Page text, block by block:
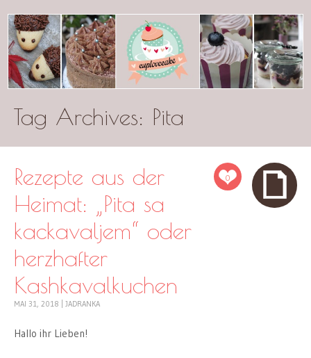
cuplovecake
Tag Archives: Pita
0
Rezepte aus der
Heimat: „Pita sa
kackavaljem“ oder
herzhafter
Kashkavalkuchen
MAI 31, 2018 JADRANKA
Hallo ihr Lieben!